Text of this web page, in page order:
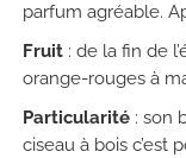
parfum agréable.
Fruit : de la fin de
orange-rouges à
Particularité : son
ciseau à bois c’est